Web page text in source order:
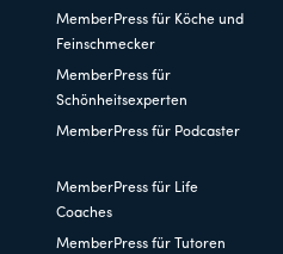
MemberPress für Köche und
Feinschmecker
MemberPress für
Schönheitsexperten
MemberPress für Podcaster
MemberPress für Life
Coaches
MemberPress für Tutoren